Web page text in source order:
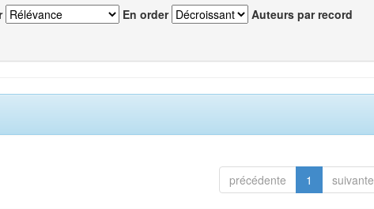
En order Auteurs par record
précédente 1 suivante